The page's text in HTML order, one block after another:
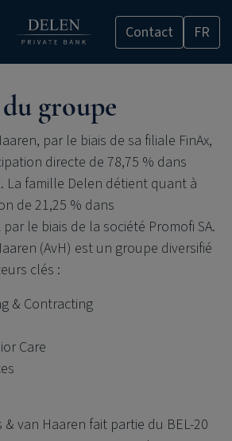
Contact FR
groupe
par le biais de sa filiale FinAx,
directe de 78,75 % dans
. La famille Delen détient quant à
de 21,25 % dans
par le biais de la société Promofi SA.
(AvH) est un groupe diversifié
clés :
& Contracting
Care
van Haaren fait partie du BEL-20